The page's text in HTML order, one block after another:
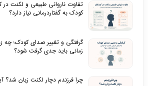
تفاوت ناروانی طبیعی و لکنت در
کودک به گفتاردرمانی نیاز دارد؟
گرفتگی و تغییر صدای کودک؛
زمانی باید جدی گرفت شود؟
چرا فرزندم دچار لکنت زبان